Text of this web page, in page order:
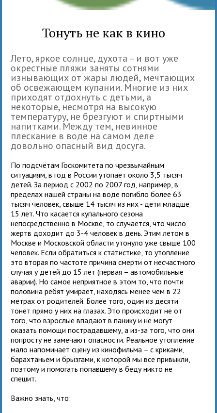
Тонуть не как в кино
Лето, яркое солнце, духота – и вот уже
окрестные пляжи заняты сотнями
изнывающих от жары людей, мечтающих
об освежающем купании. Многие из них
приходят отдохнуть с детьми, а
некоторые, несмотря на высокую
температуру, не брезгуют и спиртными
напитками. Между тем, невинное
плескание в воде на самом деле
довольно опасный вид досуга.
По подсчётам Госкомитета по чрезвычайным
ситуациям, в год в России утопает около 3,5 тысяч
детей. За период с 2002 по 2007 год, например, в
пределах нашей страны на воде погибло более 63
тысяч человек, свыше 14 тысяч из них - дети младше
15 лет. Что касается купального сезона
непосредственно в Москве, то случается, что число
жертв доходит до 3-4 человек в день. Этим летом в
Москве и Московской области утонуло уже свыше 100
человек. Если обратиться к статистике, то утопление
это вторая по частоте причина смерти от несчастного
случая у детей до 15 лет (первая – автомобильные
аварии). Но самое неприятное в этом то, что почти
половина ребят умирает, находясь менее чем в 22
метрах от родителей. Более того, один из десяти
тонет прямо у них на глазах. Это происходит не от
того, что взрослые впадают в панику и не могут
оказать помощи пострадавшему, а из-за того, что они
попросту не замечают опасности. Реальное утопление
мало напоминает сцену из кинофильма – с криками,
барахтаньем и брызгами, к которой мы все привыкли,
поэтому и помогать попавшему в беду никто не
спешит.
Важно знать, что: